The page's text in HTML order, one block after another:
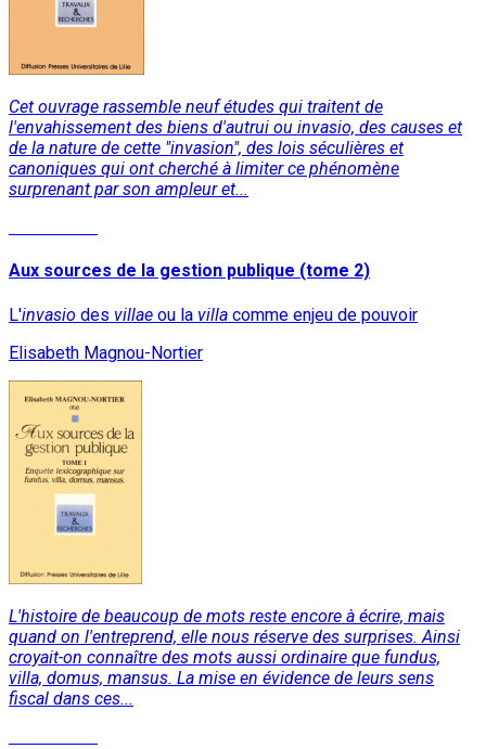
Cet ouvrage rassemble neuf études qui traitent de
l'envahissement des biens d'autrui ou invasio, des causes et
de la nature de cette "invasion", des lois séculières et
canoniques qui ont cherché à limiter ce phénomène
surprenant par son ampleur et...
Aux sources de la gestion publique (tome 2)
L'invasio des villae ou la villa comme enjeu de pouvoir
Elisabeth Magnou-Nortier
L'histoire de beaucoup de mots reste encore à écrire, mais
quand on l'entreprend, elle nous réserve des surprises. Ainsi
croyait-on connaître des mots aussi ordinaire que fundus,
villa, domus, mansus. La mise en évidence de leurs sens
fiscal dans ces...